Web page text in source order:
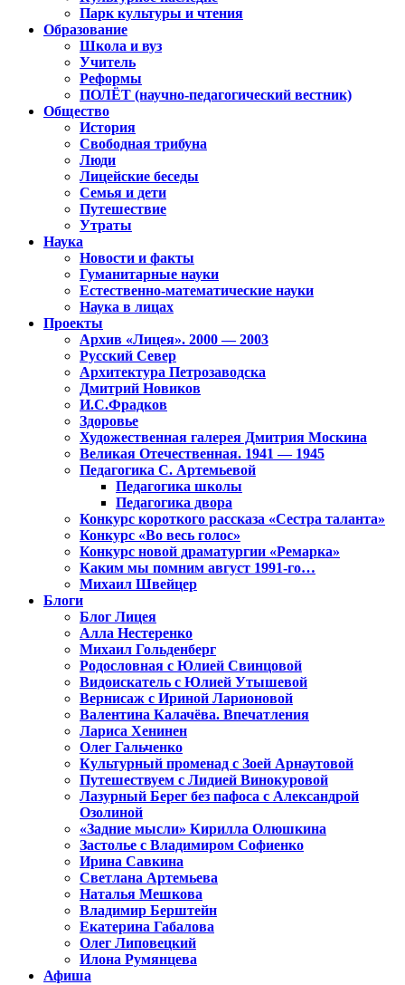
Парк культуры и чтения
Образование
Школа и вуз
Учитель
Реформы
ПОЛЁТ (научно-педагогический вестник)
Общество
История
Свободная трибуна
Люди
Лицейские беседы
Семья и дети
Путешествие
Утраты
Наука
Новости и факты
Гуманитарные науки
Естественно-математические науки
Наука в лицах
Проекты
Архив «Лицея». 2000 — 2003
Русский Север
Архитектура Петрозаводска
Дмитрий Новиков
И.С.Фрадков
Здоровье
Художественная галерея Дмитрия Москина
Великая Отечественная. 1941 — 1945
Педагогика С. Артемьевой
Педагогика школы
Педагогика двора
Конкурс короткого рассказа «Сестра таланта»
Конкурс «Во весь голос»
Конкурс новой драматургии «Ремарка»
Каким мы помним август 1991-го…
Михаил Швейцер
Блоги
Блог Лицея
Алла Нестеренко
Михаил Гольденберг
Родословная с Юлией Свинцовой
Видоискатель с Юлией Утышевой
Вернисаж с Ириной Ларионовой
Валентина Калачёва. Впечатления
Лариса Хенинен
Олег Гальченко
Культурный променад с Зоей Арнаутовой
Путешествуем с Лидией Винокуровой
Лазурный Берег без пафоса с Александрой
Озолиной
«Задние мысли» Кирилла Олюшкина
Застолье с Владимиром Софиенко
Ирина Савкина
Светлана Артемьева
Наталья Мешкова
Владимир Берштейн
Екатерина Габалова
Олег Липовецкий
Илона Румянцева
Афиша